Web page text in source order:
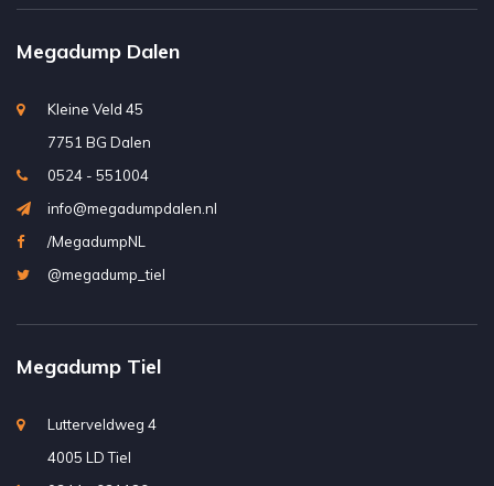
Megadump Dalen
Kleine Veld 45
7751 BG Dalen
0524 - 551004
info@megadumpdalen.nl
/MegadumpNL
@megadump_tiel
Megadump Tiel
Lutterveldweg 4
4005 LD Tiel